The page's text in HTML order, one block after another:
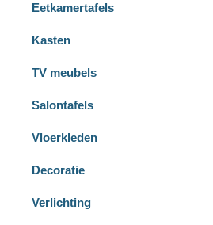
Eetkamertafels
Kasten
TV meubels
Salontafels
Vloerkleden
Decoratie
Verlichting